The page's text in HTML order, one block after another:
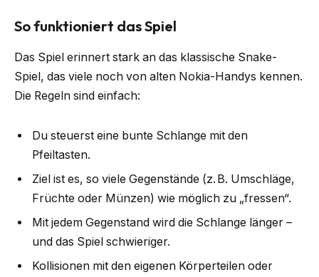
So funktioniert das Spiel
Das Spiel erinnert stark an das klassische Snake-
Spiel, das viele noch von alten Nokia-Handys kennen.
Die Regeln sind einfach:
Du steuerst eine bunte Schlange mit den
Pfeiltasten.
Ziel ist es, so viele Gegenstände (z. B. Umschläge,
Früchte oder Münzen) wie möglich zu „fressen“.
Mit jedem Gegenstand wird die Schlange länger –
und das Spiel schwieriger.
Kollisionen mit den eigenen Körperteilen oder